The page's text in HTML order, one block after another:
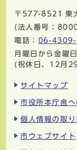
〒577-8521
東
(法人番号：
電話： 06-
月曜日から金曜
(祝休日、12月
サイトマップ
市役所本庁舎
個人情報の取り
市ウェブサイト